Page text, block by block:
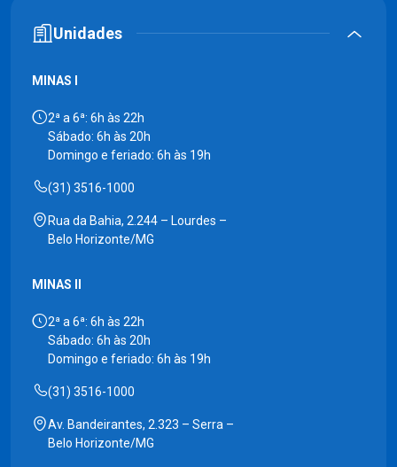
Unidades
MINAS I
2ª a 6ª: 6h às 22h
Sábado: 6h às 20h
Domingo e feriado: 6h às 19h
(31) 3516-1000
Rua da Bahia, 2.244 – Lourdes –
Belo Horizonte/MG
MINAS II
2ª a 6ª: 6h às 22h
Sábado: 6h às 20h
Domingo e feriado: 6h às 19h
(31) 3516-1000
Av. Bandeirantes, 2.323 – Serra –
Belo Horizonte/MG